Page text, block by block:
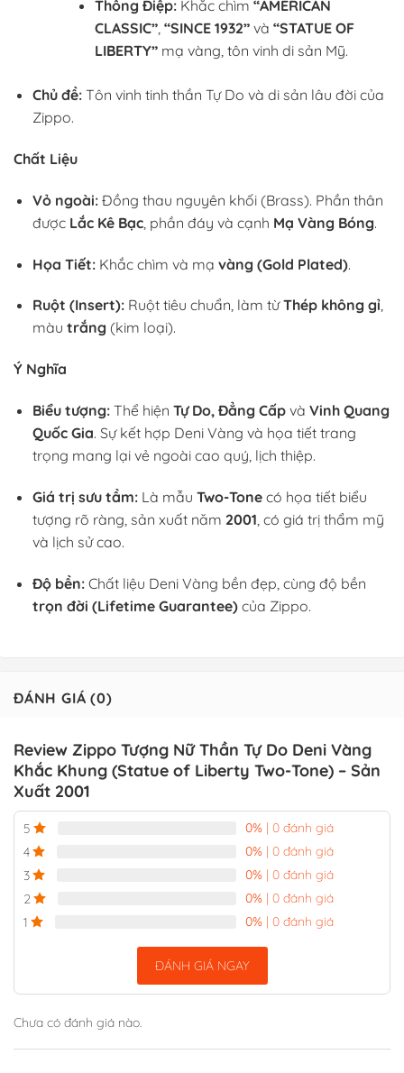
Thông Điệp:Khắc chìm “AMERICAN
CLASSIC”, “SINCE 1932”và “STATUE OF
LIBERTY”mạ vàng, tôn vinh di sản Mỹ.
Chủ đề:Tôn vinh tinh thần Tự Do và di sản lâu đời của
Zippo.
Chất Liệu
Vỏ ngoài:Đồng thau nguyên khối (Brass). Phần thân
được Lắc Kê Bạc, phần đáy và cạnh Mạ Vàng Bóng.
Họa Tiết:Khắc chìm và mạ vàng (Gold Plated).
Ruột (Insert):Ruột tiêu chuẩn, làm từThép không gỉ,
màu trắng (kim loại).
Ý Nghĩa
Biểu tượng:Thể hiện Tự Do, Đẳng Cấpvà Vinh Quang
Quốc Gia. Sự kết hợp Deni Vàng và họa tiết trang
trọng mang lại vẻ ngoài cao quý, lịch thiệp.
Giá trị sưu tầm:Là mẫu Two-Tonecó họa tiết biểu
tượng rõ ràng, sản xuất năm 2001 , có giá trị thẩm mỹ
và lịch sử cao.
Độ bền:Chất liệu Deni Vàng bền đẹp, cùng độ bền
trọn đời (Lifetime Guarantee)của Zippo.
ĐÁNH GIÁ (0)
Review Zippo Tượng Nữ Thần Tự Do Deni Vàng
Khắc Khung (Statue of Liberty Two-Tone) – Sản
Xuất 2001
5 0% | 0 đánh giá
4
0% | 0 đánh giá
3
0% | 0 đánh giá
2
0% | 0 đánh giá
1
0% | 0 đánh giá
ĐÁNH GIÁ NGAY
Chưa có đánh giá nào.